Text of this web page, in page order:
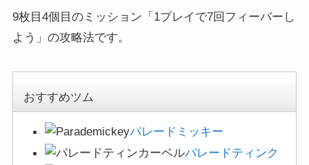
9枚目4個目のミッション「1プレイで7回フィーバーし
よう」の攻略法です。
おすすめツム
パレードミッキー
パレードティンク